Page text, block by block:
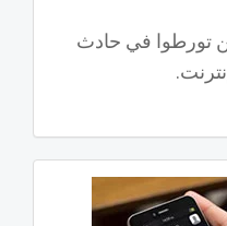
تورطوا في حادث